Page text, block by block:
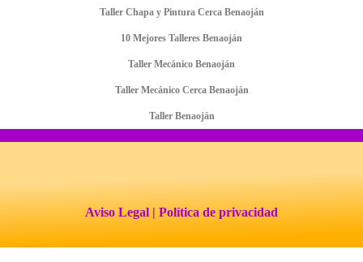
Taller Chapa y Pintura Cerca Benaoján
10 Mejores Talleres Benaoján
Taller Mecánico Benaoján
Taller Mecánico Cerca Benaoján
Taller Benaoján
Aviso Legal | Política de privacidad